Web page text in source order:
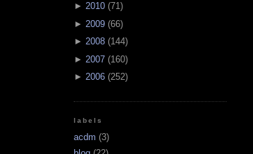
► 2010 (71)
► 2009 (66)
► 2008 (144)
► 2007 (160)
► 2006 (252)
labels
acdm (3)